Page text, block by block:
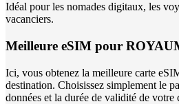
Idéal pour les nomades digitaux, les
vacanciers.
Meilleure eSIM pour
Ici, vous obtenez la meilleure carte
destination. Choisissez simplement le
données et la durée de validité de votre